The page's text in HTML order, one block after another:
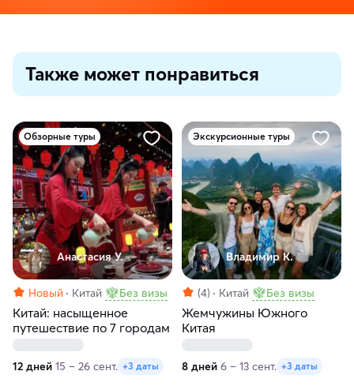
Также может понравиться
Обзорные туры
Анастасия У.
Новый Китай Без визы
Китай: насыщенное
путешествие по 7 городам
12 дней 15 – 26 сент. +3 даты
Экскурсионные туры
Владимир К.
(4) Китай Без визы
Жемчужины Южного
Китая
8 дней 6 – 13 сент. +3 даты